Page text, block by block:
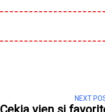
NEXT